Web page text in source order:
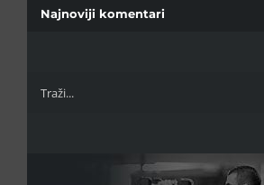
Najnoviji komentari